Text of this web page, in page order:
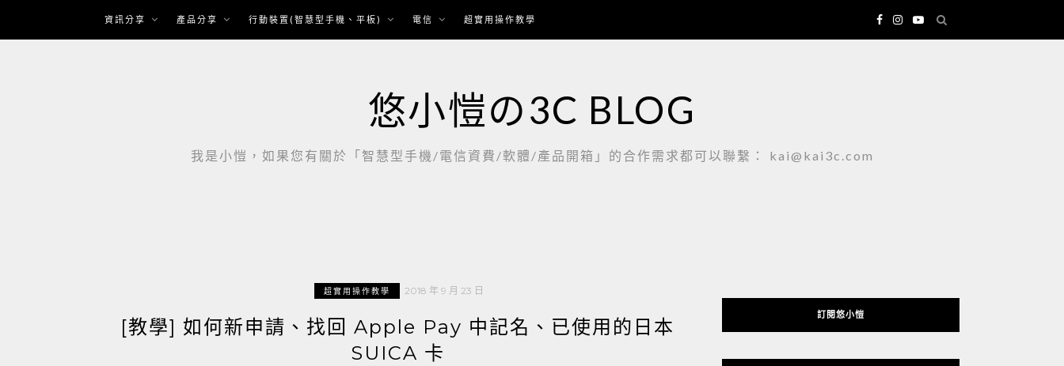
content
資訊分享 產品分享 行動裝置(智慧型手機、平板) 電信 超實用操作教學
悠小愷の3C BLOG
我是小愷，如果您有關於「智慧型手機/電信資費/軟體/產品開箱」的合作需求都可以聯繫： kai@kai3c.com
超實用操作教學 2018 年 9 月 23 日
[教學] 如何新申請、找回 Apple Pay 中記名、已使用的日本
SUICA 卡
訂閱悠小愷